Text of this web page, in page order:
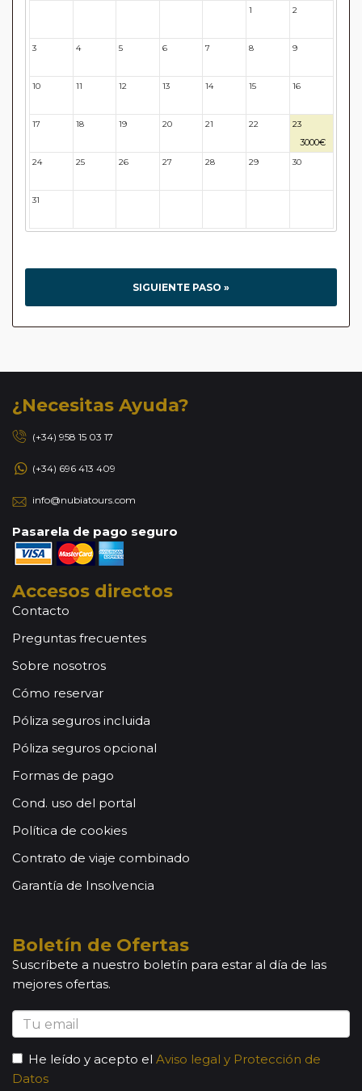
1 2
3 4 5 6 7 8 9
10 11 12 13 14 15 16
17 18 19 20 21 22 23
3000€
24 25 26 27 28 29 30
31
SIGUIENTE PASO »
¿Necesitas Ayuda?
(+34) 958 15 03 17
(+34) 696 413 409
info@nubiatours.com
Pasarela de pago seguro
Accesos directos
Contacto
Preguntas frecuentes
Sobre nosotros
Cómo reservar
Póliza seguros incluida
Póliza seguros opcional
Formas de pago
Cond. uso del portal
Política de cookies
Contrato de viaje combinado
Garantía de Insolvencia
Boletín de Ofertas
Suscríbete a nuestro boletín para estar al día de las
mejores ofertas.
He leído y acepto el Aviso legal y Protección de
Datos